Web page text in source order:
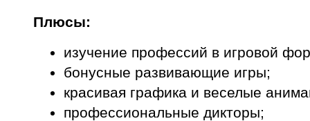
Плюсы:
изучение профессий в игровой
бонусные развивающие игры;
красивая графика и веселые
профессиональные дикторы;